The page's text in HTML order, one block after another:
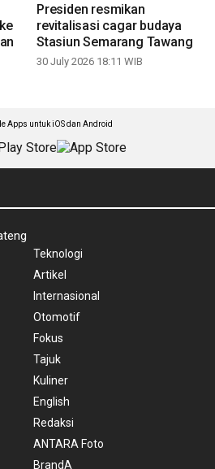
Presiden resmikan
revitalisasi cagar budaya
Stasiun Semarang Tawang
30 July 2026 18:11 WIB
Apps untuk iOS dan Android
Teknologi
Artikel
Internasional
Otomotif
Fokus
Tajuk
Kuliner
English
Redaksi
ANTARA Foto
BrandA